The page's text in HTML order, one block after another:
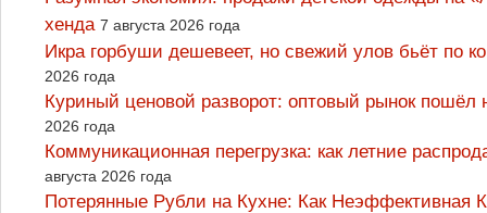
хенда 7 августа 2026 года
Икра горбуши дешевеет, но свежий улов бьёт по
2026 года
Куриный ценовой разворот: оптовый рынок
2026 года
Коммуникационная перегрузка: как летние
августа 2026 года
Потерянные Рубли на Кухне: Как